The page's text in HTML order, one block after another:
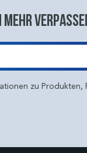
zu